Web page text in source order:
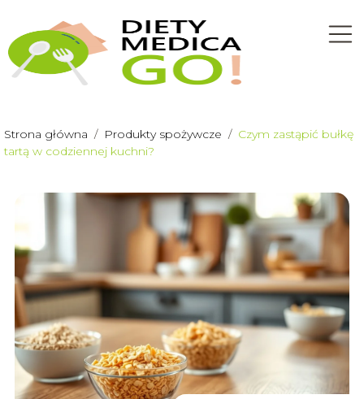
Strona główna / Produkty spożywcze / Czym zastąpić bułkę
tartą w codziennej kuchni?